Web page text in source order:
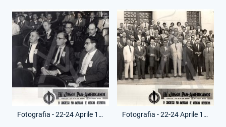
Fotografia - 22-24 Aprile 1963 - Giochi Paramericani San Paolo - Renato Ziaco Fotografia - 22-24 Aprile 1963 - Giochi Paramericani San Paolo - Renato Ziaco